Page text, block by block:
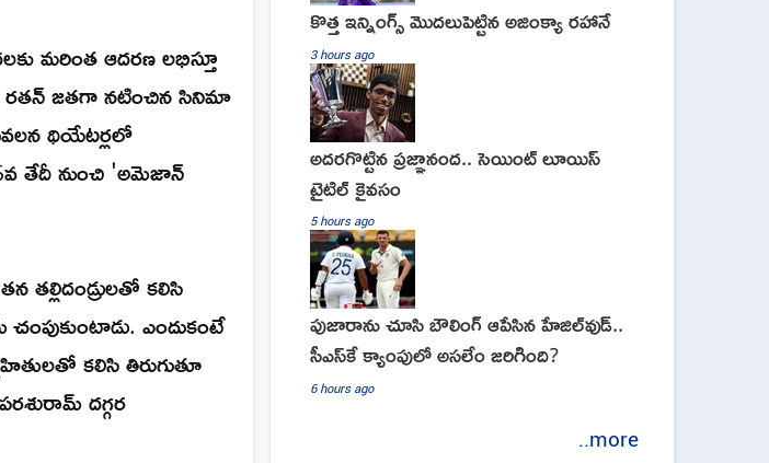
మరింత ఆదరణ లభిస్తూ
రతన్ జతగా నటించిన సినిమా
థియేటర్లలో
తేదీ నుంచి 'అమెజాన్
తల్లిదండ్రులతో కలిసి
ఎందుకంటే
కలిసి తిరుగుతూ
దగ్గర
కొత్త ఇన్నింగ్స్ మొదలుపెట్టిన అజింక్యా రహానే
3 hours ago
అదరగొట్టిన ప్రజ్ఞానంద.. సెయింట్‌ లూయిస్
టైటిల్‌ కైవసం
5 hours ago
పుజారాను చూసి బౌలింగ్ ఆపేసిన హేజిల్‌వుడ్..
సీఎస్‌కే క్యాంపులో అసలేం జరిగింది?
6 hours ago
..more